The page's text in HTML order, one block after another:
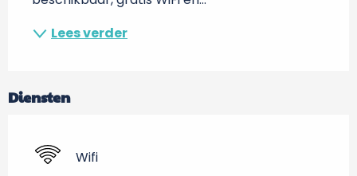
Lees verder
Diensten
Wifi